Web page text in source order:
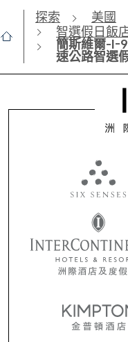
探索 美國
智選假日飯
簡斯維爾-I-
速公路智選